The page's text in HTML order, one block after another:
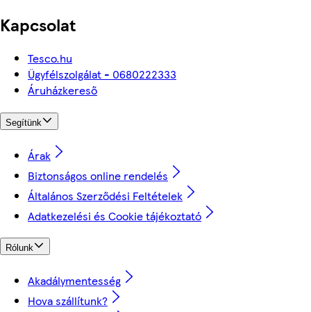
Kapcsolat
Tesco.hu
Ügyfélszolgálat - 0680222333
Áruházkereső
Segítünk
Árak
Biztonságos online rendelés
Általános Szerződési Feltételek
Adatkezelési és Cookie tájékoztató
Rólunk
Akadálymentesség
Hova szállítunk?